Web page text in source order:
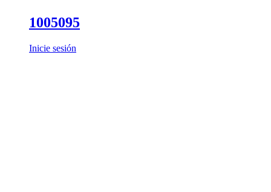
1005095
Inicie sesión